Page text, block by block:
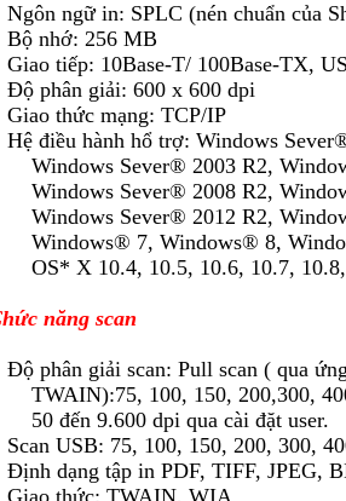
ngữ in: SPLC (nén chuẩn của
nhớ: 256 MB
tiếp: 10Base-T/ 100Base-TX,
phân giải: 600 x 600 dpi
thức mạng: TCP/IP
điều hành hổ trợ: Windows
Windows Sever® 2003 R2,
Windows Sever® 2008 R2,
Windows Sever® 2012 R2,
Windows® 7, Windows® 8,
OS* X 10.4, 10.5, 10.6, 10.7,
năng scan
phân giải scan: Pull scan ( qua
TWAIN):75, 100, 150, 200,300,
50 đến 9.600 dpi qua cài đặt user.
USB: 75, 100, 150, 200, 300,
dạng tập in PDF, TIFF, JPEG,